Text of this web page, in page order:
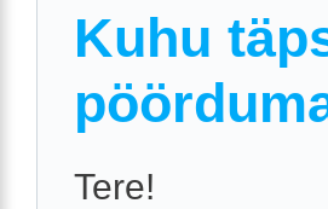
Kuhu
Tere!